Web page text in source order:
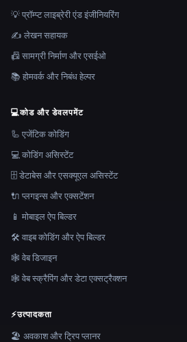
💡 प्रॉम्प्ट लाइब्रेरी एंड इंजीनियरिंग
✍️ लेखन सहायक
📠 सामग्री निर्माण और एसईओ
📚 होमवर्क और निबंध हेल्पर
💻कोड और डेवलपमेंट
🦾 एजेंटिक कोडिंग
💻 कोडिंग असिस्टेंट
🗄️ डेटाबेस और एसक्यूएल असिस्टेंट
🔌 प्लगइन्स और एक्सटेंशन
📱 मोबाइल ऐप बिल्डर
🛠️ वाइब कोडिंग और ऐप बिल्डर
🕸 वेब डिजाइन
🕸️ वेब स्क्रैपिंग और डेटा एक्सट्रैक्शन
⚡उत्पादकता
🏖 अवकाश और ट्रिप प्लानर